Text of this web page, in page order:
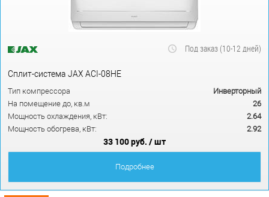
Под заказ (10-12 дней)
Сплит-система JAX ACI-08HE
Тип компрессора
Инверторный
На помещение до, кв.м
26
Мощность охлаждения, кВт:
2.64
Мощность обогрева, кВт:
2.92
33 100 руб. / шт
Подробнее